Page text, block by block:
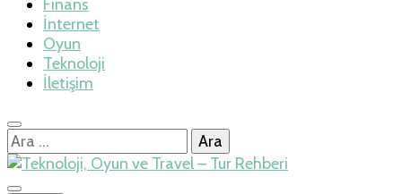
Finans
İnternet
Oyun
Teknoloji
İletişim
Arama: